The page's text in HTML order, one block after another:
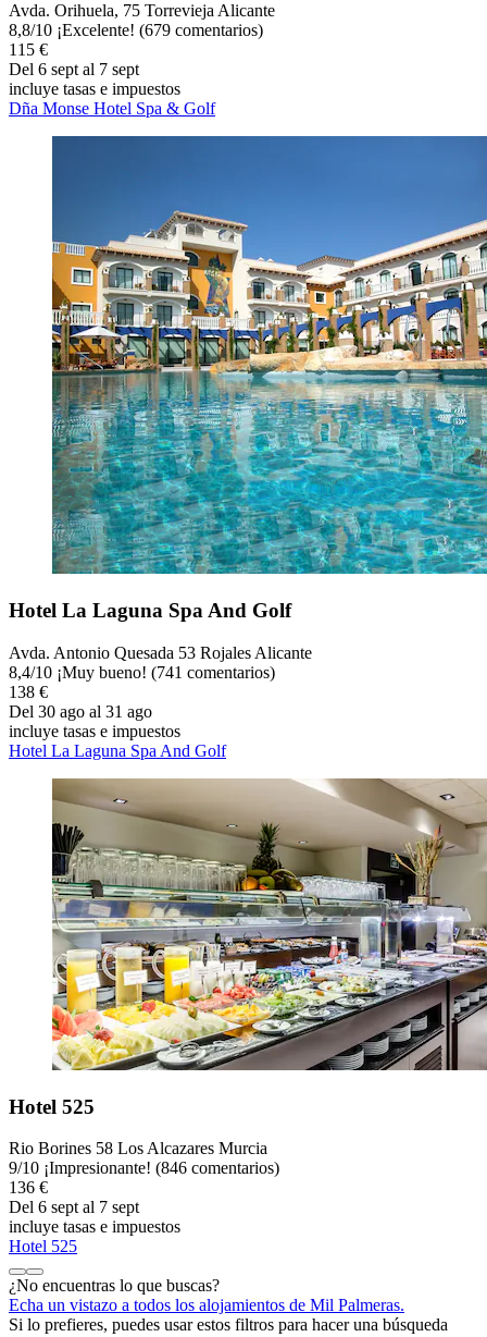
Avda. Orihuela, 75 Torrevieja Alicante
8,8/10 ¡Excelente! (679 comentarios)
115 €
Del 6 sept al 7 sept
incluye tasas e impuestos
Dña Monse Hotel Spa & Golf
Hotel La Laguna Spa And Golf
Avda. Antonio Quesada 53 Rojales Alicante
8,4/10 ¡Muy bueno! (741 comentarios)
138 €
Del 30 ago al 31 ago
incluye tasas e impuestos
Hotel La Laguna Spa And Golf
Hotel 525
Rio Borines 58 Los Alcazares Murcia
9/10 ¡Impresionante! (846 comentarios)
136 €
Del 6 sept al 7 sept
incluye tasas e impuestos
Hotel 525
¿No encuentras lo que buscas?
Echa un vistazo a todos los alojamientos de Mil Palmeras.
Si lo prefieres, puedes usar estos filtros para hacer una búsqueda